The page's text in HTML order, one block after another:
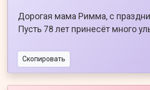
Дорогая мама Римма, с
Пусть 78 лет принесёт много
Скопировать